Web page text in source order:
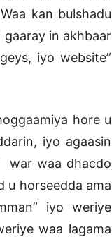
kan bulshadu
in akhbaar
iyo website”
hore u
iyo agaasin
war waa dhacdo
u horseedda ama
iyo weriye
waa lagama